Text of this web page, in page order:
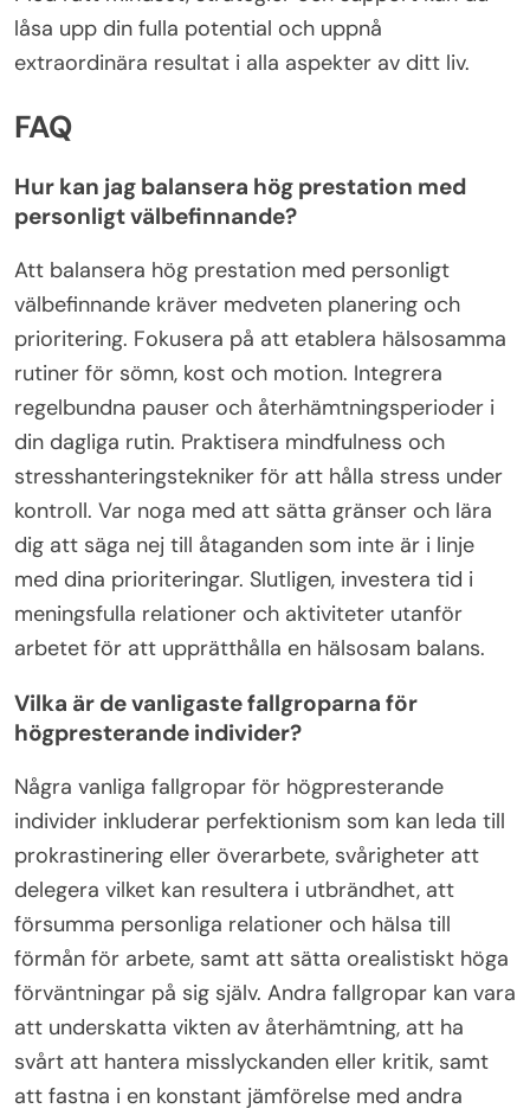
låsa upp din fulla potential och uppnå
extraordinära resultat i alla aspekter av ditt liv.
FAQ
Hur kan jag balansera hög prestation med
personligt välbefinnande?
Att balansera hög prestation med personligt
välbefinnande kräver medveten planering och
prioritering. Fokusera på att etablera hälsosamma
rutiner för sömn, kost och motion. Integrera
regelbundna pauser och återhämtningsperioder i
din dagliga rutin. Praktisera mindfulness och
stresshanteringstekniker för att hålla stress under
kontroll. Var noga med att sätta gränser och lära
dig att säga nej till åtaganden som inte är i linje
med dina prioriteringar. Slutligen, investera tid i
meningsfulla relationer och aktiviteter utanför
arbetet för att upprätthålla en hälsosam balans.
Vilka är de vanligaste fallgroparna för
högpresterande individer?
Några vanliga fallgropar för högpresterande
individer inkluderar perfektionism som kan leda till
prokrastinering eller överarbete, svårigheter att
delegera vilket kan resultera i utbrändhet, att
försumma personliga relationer och hälsa till
förmån för arbete, samt att sätta orealistiskt höga
förväntningar på sig själv. Andra fallgropar kan vara
att underskatta vikten av återhämtning, att ha
svårt att hantera misslyckanden eller kritik, samt
att fastna i en konstant jämförelse med andra